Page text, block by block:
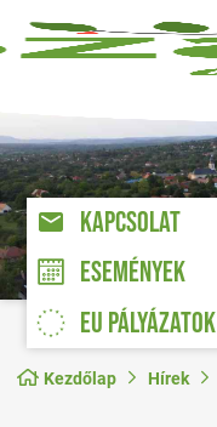
KAPCSOLAT
ESEMÉNYEK
EU PÁLYÁZATOK
Kezdőlap Hírek